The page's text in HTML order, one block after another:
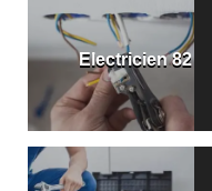
Electricien 82